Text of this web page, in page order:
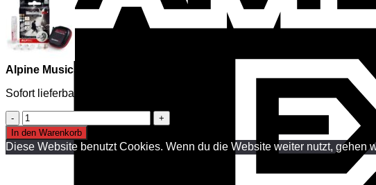
Alpine MusicSafe Pro 2 Earplugs
Sofort lieferbar
Alpine
MusicSafe
Pro
2
In den Warenkorb
Diese Website benutzt Cookies. Wenn du die Website weiter nutzt, gehen